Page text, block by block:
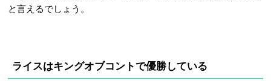
と言えるでしょう。
ライスはキングオブコントで優勝している